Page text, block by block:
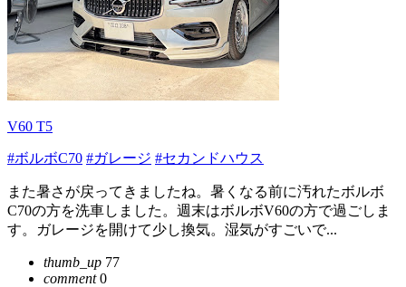
V60 T5
#ボルボC70 #ガレージ #セカンドハウス
また暑さが戻ってきましたね。暑くなる前に汚れたボルボ
C70の方を洗車しました。週末はボルボV60の方で過ごしま
す。ガレージを開けて少し換気。湿気がすごいで...
thumb_up 77
comment0